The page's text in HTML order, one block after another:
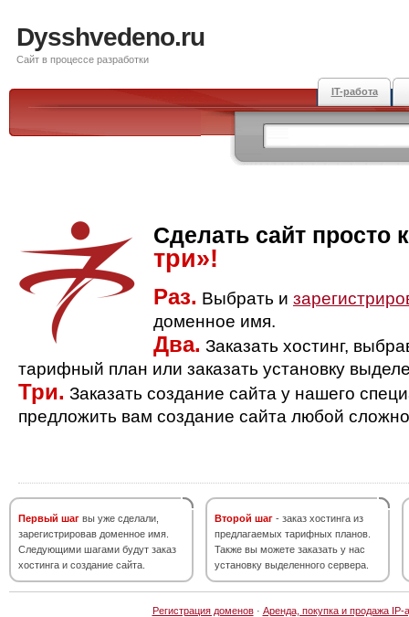
Dysshvedeno.ru
Сайт в процессе разработки
IT-работа
Сделать сайт просто
три»!
Раз. Выбрать и
доменное имя.
Два. Заказать хостинг,
тарифный план или заказать установку
Три. Заказать создание сайта у нашего
предложить вам создание сайта любой
Первый шаг вы уже сделали,
зарегистрировав доменное имя.
Следующими шагами будут заказ
хостинга и создание сайта.
Второй шаг - заказ хостинга из
предлагаемых тарифных планов.
Также вы можете заказать у нас
установку выделенного сервера.
Регистрация доменов· Аренда, покупка и продажа IP-